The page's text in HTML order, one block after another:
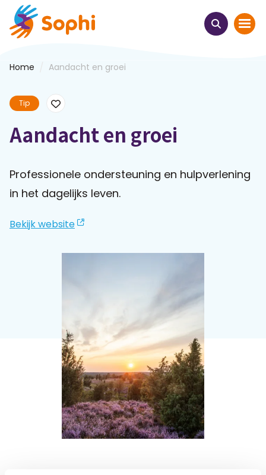
Thema's
Uit het hart
Leren & ontmoeten
Clientdossier Wiki
Mijn
Sophi
Over
Sophi
Home Aandacht en groei
Tip
Aandacht en groei
Professionele ondersteuning en hulpverlening
in het dagelijks leven.
Bekijk website